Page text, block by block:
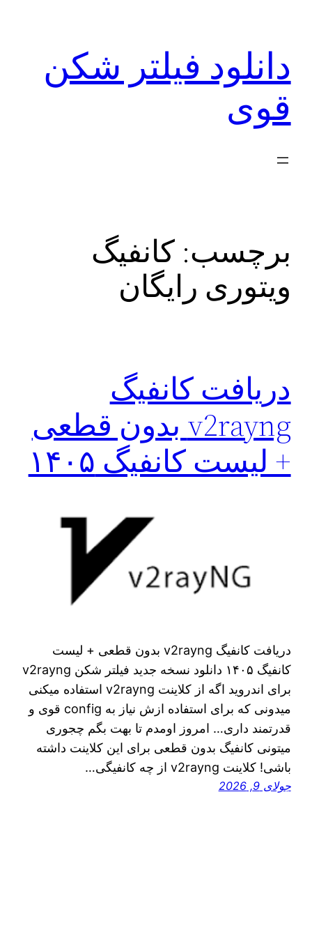
دانلود فیلتر شکن
قوی
برچسب:کانفیگ
ویتوری رایگان
دریافت کانفیگ
v2rayng بدون قطعی
+ لیست کانفیگ ۱۴۰۵
دریافت کانفیگ v2rayng بدون قطعی + لیست
کانفیگ ۱۴۰۵ دانلود نسخه جدید فیلتر شکن v2rayng
برای اندروید اگه از کلاینت v2rayng استفاده میکنی
میدونی که برای استفاده ازش نیاز به config قوی و
قدرتمند داری… امروز اومدم تا بهت بگم چجوری
میتونی کانفیگ بدون قطعی برای این کلاینت داشته
باشی! کلاینت v2rayng از چه کانفیگی…
جولای 9, 2026